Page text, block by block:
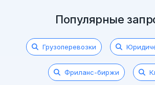
Популярные
Грузоперевозки
Фриланс-биржи